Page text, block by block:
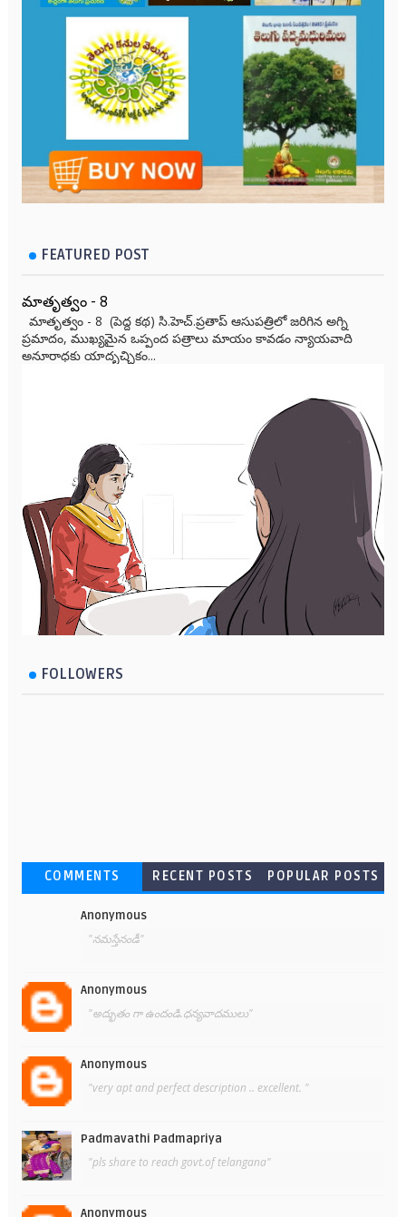
FEATURED POST
మాతృత్వం - 8
మాతృత్వం - 8 (పెద్ద కథ) సి.హెచ్.ప్రతాప్ ఆసుపత్రిలో జరిగిన అగ్ని
ప్రమాదం, ముఖ్యమైన ఒప్పంద పత్రాలు మాయం కావడం న్యాయవాది
అనూరాధకు యాదృచ్ఛికం...
FOLLOWERS
COMMENTS RECENT POSTS POPULAR POSTS
Anonymous
"నమస్తేనండీ"
Anonymous
"అద్భుతం గా ఉందండి.ధన్యవాదములు"
Anonymous
"very apt and perfect description .. excellent. "
Padmavathi Padmapriya
"pls share to reach govt.of telangana"
Anonymous